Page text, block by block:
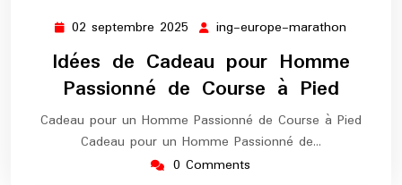
02 septembre 2025 02
2025
ing-europe-marathon
Idées de Cadeau pour Homme
Passionné de Course à Pied
Cadeau pour un Homme Passionné de Course à Pied
Cadeau pour un Homme Passionné de…
0 Comments